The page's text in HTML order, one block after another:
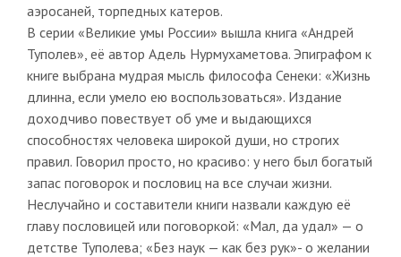
аэросаней, торпедных катеров.
В серии «Великие умы России» вышла книга «Андрей
Туполев», её автор Адель Нурмухаметова. Эпиграфом к
книге выбрана мудрая мысль философа Сенеки: «Жизнь
длинна, если умело ею воспользоваться». Издание
доходчиво повествует об уме и выдающихся
способностях человека широкой души, но строгих
правил. Говорил просто, но красиво: у него был богатый
запас поговорок и пословиц на все случаи жизни.
Неслучайно и составители книги назвали каждую её
главу пословицей или поговоркой: «Мал, да удал» — о
детстве Туполева; «Без наук — как без рук»- о желании